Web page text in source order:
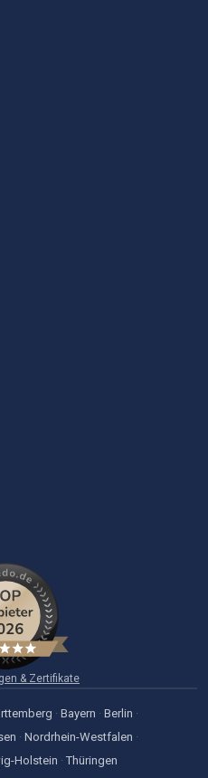
& Zertifikate
· Bayern · Berlin ·
· Nordrhein-Westfalen ·
Holstein · Thüringen